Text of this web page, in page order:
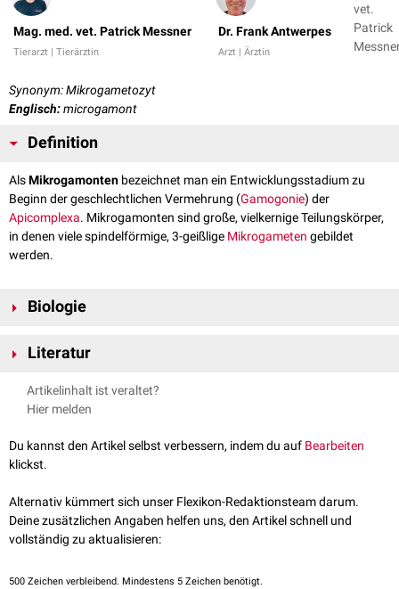
Mag. med. vet. Patrick Messner
Tierarzt | Tierärztin
Dr. Frank Antwerpes
Arzt | Ärztin
vet.
Patrick
Synonym: Mikrogametozyt
Englisch:microgamont
Definition
AlsMikrogamonten bezeichnet man ein Entwicklungsstadium zu
Beginn der geschlechtlichen Vermehrung (Gamogonie) der
Apicomplexa. Mikrogamonten sind große, vielkernige Teilungskörper,
in denen viele spindelförmige, 3-geißlige Mikrogameten gebildet
werden.
Biologie
Mehrzahl der Fälle große, einkernige und sphäroide
hingegen wachsen zu großen, vielkernigen Teilungskörpern heran, die
Mikrogamonten heißen. In diesen werden zahlreiche spindelförmige, 3-
Makrogameten zu befruchten. Als Resultat dieserSyngamieentsteht
letztendlich die
Literatur
Eckert, Johannes, Friedhoff, Karl Theodor, Zahner, Horst, Deplazes,
Peter. Lehrbuch der Parasitologie für die Tiermedizin. 2., vollständig
Artikelinhalt ist veraltet?
Hier melden
Du kannst den Artikel selbst verbessern, indem du auf Bearbeiten
klickst.
Alternativ kümmert sich unser Flexikon-Redaktionsteam darum.
Deine zusätzlichen Angaben helfen uns, den Artikel schnell und
vollständig zu aktualisieren:
500 Zeichen verbleibend. Mindestens 5 Zeichen benötigt.